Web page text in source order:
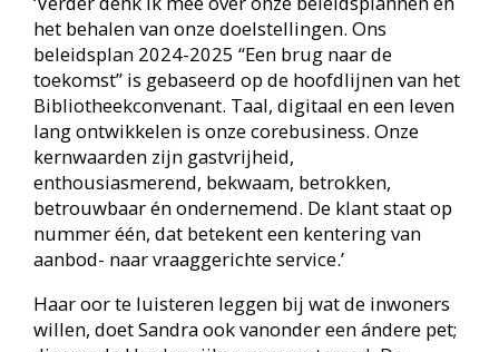
gepolst, had ze weinig bedenktijd nodig. Na een
jaartje proefdraaien (meelopen) met de
gemeenteraad, meldde ze zich aan voor de
verkiezingen.
‘Er was aanvulling en versterking nodig. Een
vrouw, maatschappelijk betrokken, nieuwsgierig,
met een mening en liefst uit het dorp Hierden.
Die profielschets paste bij mij, dus waarom niet?!’
Het tijdsbeslag van zo’n tien tot vijftien uur per
week (stukken lezen en – het leukste –
werkbezoeken en contact met mensen) klopt met
Sandra’s inschatting. Aan het politieke spel
waarbij sommigen zich, naar haar inzicht, soms té
individualistisch manifesteren, moest ze wennen.